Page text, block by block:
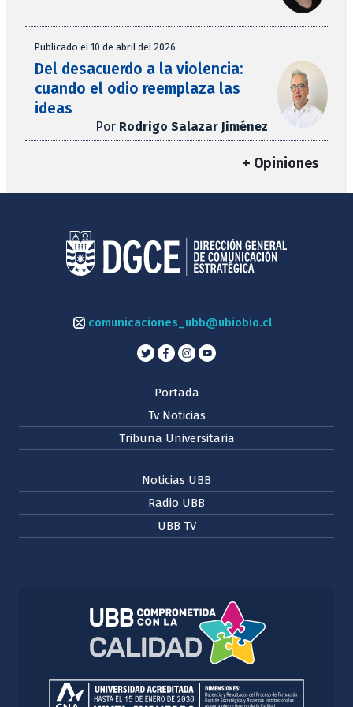
Publicado el 10 de abril del 2026
Del desacuerdo a la violencia:
cuando el odio reemplaza las
ideas
Por Rodrigo Salazar Jiménez
+ Opiniones
comunicaciones_ubb@ubiobio.cl
Portada
Tv Noticias
Tribuna Universitaria
Noticias UBB
Radio UBB
UBB TV